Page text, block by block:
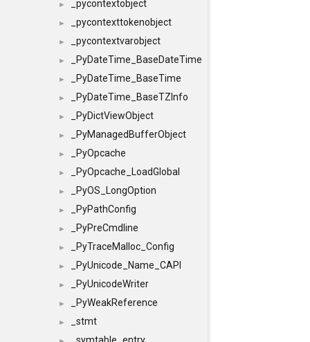
► _pycontextobject
► _pycontexttokenobject
► _pycontextvarobject
► _PyDateTime_BaseDateTime
► _PyDateTime_BaseTime
► _PyDateTime_BaseTZInfo
► _PyDictViewObject
► _PyManagedBufferObject
► _PyOpcache
► _PyOpcache_LoadGlobal
► _PyOS_LongOption
► _PyPathConfig
► _PyPreCmdline
► _PyTraceMalloc_Config
► _PyUnicode_Name_CAPI
► _PyUnicodeWriter
► _PyWeakReference
► _stmt